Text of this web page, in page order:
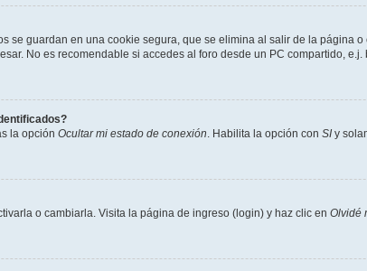
se guardan en una cookie segura, que se elimina al salir de la página
No es recomendable si accedes al foro desde un PC compartido,
la opción Ocultar mi estado de conexión. Habilita la opción con SI y
o cambiarla. Visita la página de ingreso (login) y haz clic en Olvidé